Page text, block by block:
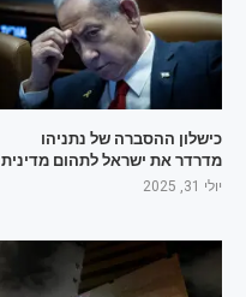
כישלון ההסברה של נתניהו
מדרדר את ישראל לתהום מדינית
יולי 31, 2025